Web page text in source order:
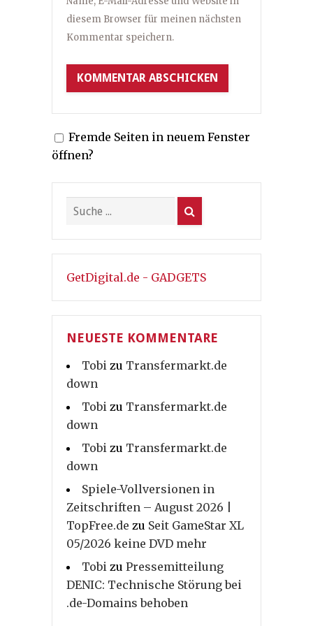
diesem Browser für meinen nächsten
Kommentar speichern.
Fremde Seiten in neuem Fenster
öffnen?
GetDigital.de - GADGETS
NEUESTE KOMMENTARE
Tobi zu Transfermarkt.de
down
Tobi zu Transfermarkt.de
down
Tobi zu Transfermarkt.de
down
Spiele-Vollversionen in
Zeitschriften – August 2026 |
TopFree.de zu Seit GameStar XL
05/2026 keine DVD mehr
Tobi zu Pressemitteilung
DENIC: Technische Störung bei
.de-Domains behoben